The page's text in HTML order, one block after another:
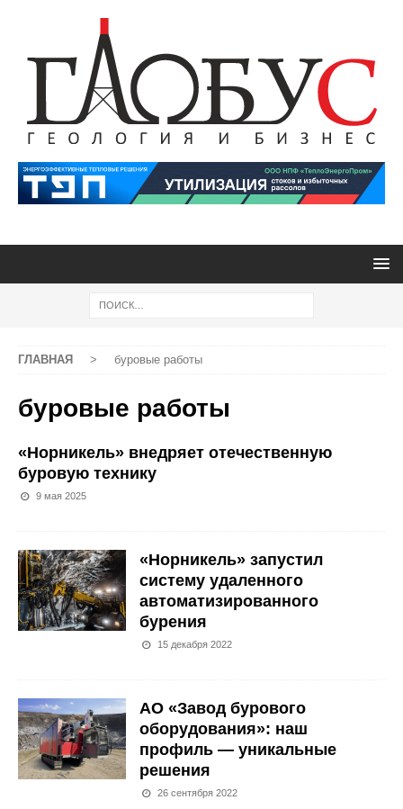
ГЛАВНАЯ > буровые работы
буровые работы
«Норникель» внедряет отечественную
буровую технику
9 мая 2025
«Норникель» запустил
систему удаленного
автоматизированного
бурения
15 декабря 2022
АО «Завод бурового
оборудования»: наш
профиль — уникальные
решения
26 сентября 2022